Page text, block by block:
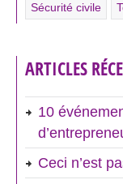
Sécurité civile
ARTICLES
10
Ceci n’est